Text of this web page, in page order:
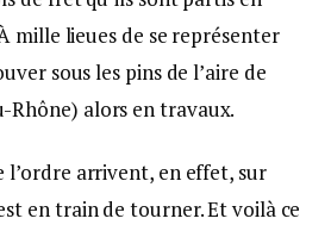
mille lieues de se représenter
sous les pins de l’aire de
Rhône) alors en travaux.
l’ordre arrivent, en effet, sur
en train de tourner. Et voilà ce